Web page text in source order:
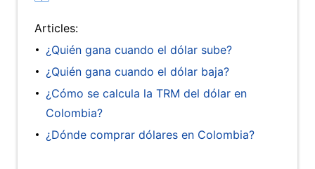
Articles:
¿Quién gana cuando el dólar sube?
¿Quién gana cuando el dólar baja?
¿Cómo se calcula la TRM del dólar en
Colombia?
¿Dónde comprar dólares en Colombia?